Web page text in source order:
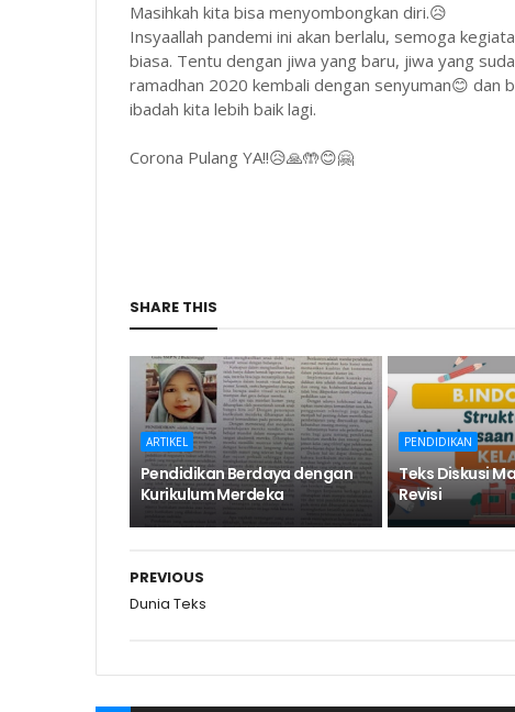
Masihkah kita bisa menyombongkan diri.😥
Insyaallah pandemi ini akan berlalu, semoga
biasa. Tentu dengan jiwa yang baru, jiwa yang
ramadhan 2020 kembali dengan senyuman😊
ibadah kita lebih baik lagi.
Corona Pulang YA!!😥🙏🤲😊🤗
SHARE THIS
ARTIKEL
Pendidikan Berdaya dengan
Kurikulum Merdeka
PENDIDIKAN
Teks Diskusi
Revisi
PREVIOUS
Dunia Teks